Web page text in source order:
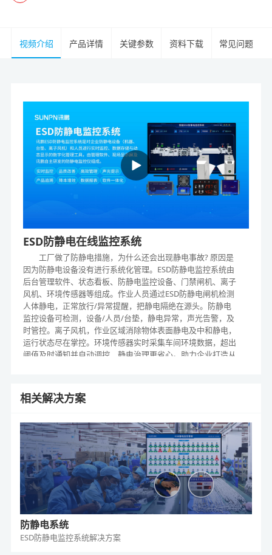
视频介绍 产品详情 关键参数 资料下载 常见问题
ESD防静电在线监控系统
工厂做了防静电措施，为什么还会出现静电事故? 原因是
因为防静电设备没有进行系统化管理。ESD防静电监控系统由
后台管理软件、状态看板、防静电监控设备、门禁闸机、离子
风机、环境传感器等组成。作业人员通过ESD防静电闸机检测
人体静电，正常放行/异常提醒，把静电隔绝在源头。防静电
监控设备可检测，设备/人员/台垫，静电异常，声光告警，及
时管控。离子风机，作业区域消除物体表面静电及中和静电，
运行状态尽在掌控。环境传感器实时采集车间环境数据，超出
阈值及时通知并自动调控，静电治理更省心。助力企业打造从
相关解决方案
防静电系统
ESD防静电监控系统解决方案